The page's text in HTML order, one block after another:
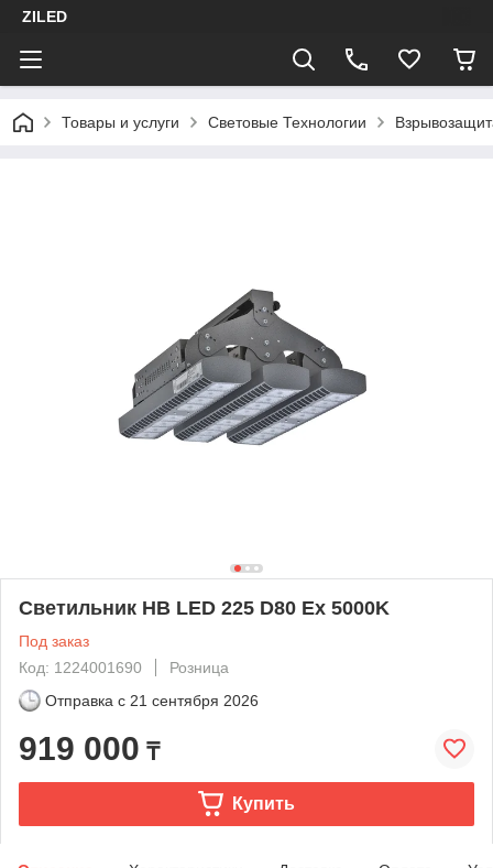
ZILED
Товары и услуги Световые Технологии
Светильник HB LED 225 D80 Ex 5000K
Под заказ
Код: 1224001690
Розница
Отправка с 21 сентября 2026
919 000 ₸
Купить